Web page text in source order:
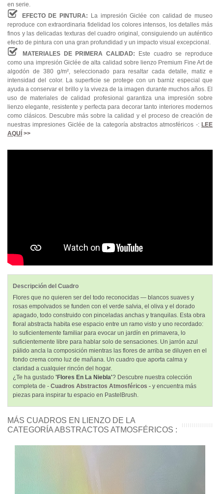
en serie.
EFECTO DE PINTURA: La impresión Giclée con calidad de museo
reproduce con extraordinaria fidelidad los colores intensos, los detalles más
finos y las delicadas texturas del cuadro original, consiguiendo un auténtico
efecto de pintura con una gran profundidad y un impacto visual excepcional.
MATERIALES DE PRIMERA CALIDAD: Este cuadro se reproduce
como una impresión Giclée de alta calidad sobre lienzo Premium Fine Art de
algodón de 380 g/m², seleccionado para resaltar cada detalle, matiz e
intensidad del color. La superficie se protege con un barniz especial que
ayuda a conservar el brillo y la viveza de la imagen durante muchos años. El
uso de materiales de calidad profesional garantiza una impresión sobre
lienzo elegante, resistente y perfecta para decorar tanto interiores modernos
como clásicos. Descubre más sobre la calidad y el proceso de creación de
nuestras impresiones Giclée de la categoría abstractos atmosféricos -: LEE
AQUÍ >>
Descripción del Cuadro
Flores que no quieren ser del todo reconocidas — blancos suaves y
rosas empolvados se funden con el verde salvia, el oliva y el dorado
apagado, todo construido con pinceladas anchas y tranquilas. Esta obra
floral abstracta habita ese espacio entre un ramo visto y uno recordado:
lo suficientemente familiar para evocar un jardín en primavera, lo
suficientemente libre para hablar solo de sensaciones. Un jarrón azul
pálido ancla la composición mientras las flores de arriba se diluyen en el
fondo crema como luz de mañana. Un cuadro que aporta calma y
claridad a cualquier rincón del hogar.
¿Te ha gustado 'Flores En La Niebla'? Descubre nuestra colección
completa de - Cuadros Abstractos Atmosféricos - y encuentra más
piezas para inspirar tu espacio en PastelBrush.
MÁS CUADROS EN LIENZO DE LA
CATEGORÍA ABSTRACTOS ATMOSFÉRICOS :